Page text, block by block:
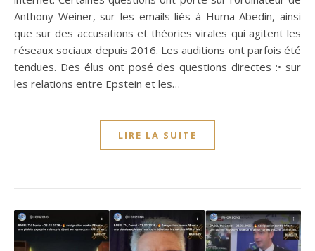
Anthony Weiner, sur les emails liés à Huma Abedin, ainsi
que sur des accusations et théories virales qui agitent les
réseaux sociaux depuis 2016. Les auditions ont parfois été
tendues. Des élus ont posé des questions directes :• sur
les relations entre Epstein et les…
LIRE LA SUITE